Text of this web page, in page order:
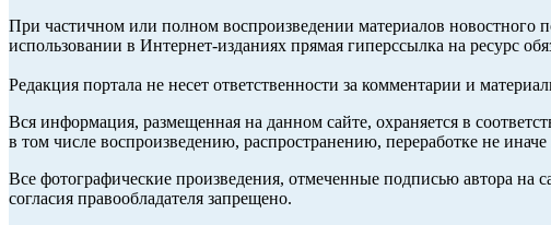
При частичном или полном воспроизведении материалов новостного
использовании в Интернет-изданиях прямая гиперссылка на ресурс
Редакция портала не несет ответственности за комментарии и
Вся информация, размещенная на данном сайте, охраняется в
в том числе воспроизведению, распространению, переработке не
Все фотографические произведения, отмеченные подписью автора на
согласия правообладателя запрещено.